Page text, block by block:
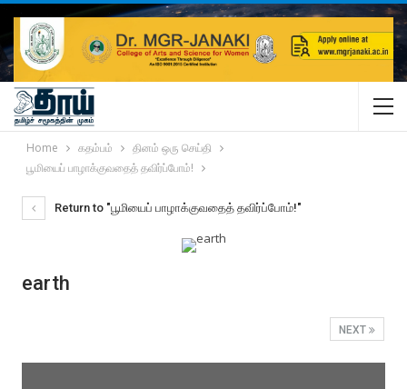
Home கதம்பம்
தினம் ஒரு செய்தி
பூமியைப் பாழாக்குவதைத் தவிர்ப்போம்!
Return to "பூமியைப் பாழாக்குவதைத் தவிர்ப்போம்!"
earth
NEXT